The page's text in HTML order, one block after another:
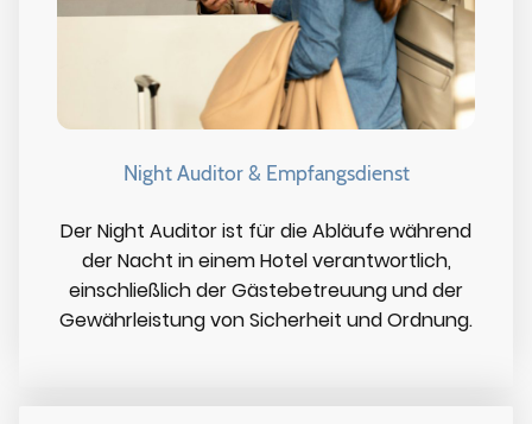
Night Auditor & Empfangsdienst
Der Night Auditor ist für die Abläufe während
der Nacht in einem Hotel verantwortlich,
einschließlich der Gästebetreuung und der
Gewährleistung von Sicherheit und Ordnung.